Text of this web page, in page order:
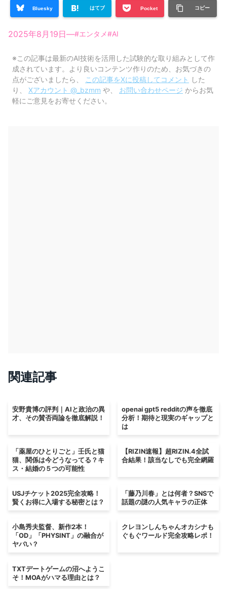
Bluesky はてブ Pocket コピー
2025年8月19日—#エンタメ#AI
※この記事は最新のAI技術を活用した試験的な取り組みとして作
成されています。より良いコンテンツ作りのため、お気づきの
点がございましたら、
この記事をXに投稿してコメント した
り、
Xアカウント @_bzmm や、 お問い合わせページ からお気
軽にご意見をお寄せください。
関連記事
安野貴博の評判｜AIと政治の異
才、その賛否両論を徹底解説！
openai gpt5 redditの声を徹底
分析！期待と現実のギャップと
は
「薬屋のひとりごと」壬氏と猫
猫、関係は今どうなってる？キ
ス・結婚の５つの可能性
【RIZIN速報】超RIZIN.4全試
合結果！該当なしでも完全網羅
USJチケット2025完全攻略！
賢くお得に入場する秘密とは？
「藤乃川春」とは何者？SNSで
話題の謎の人気キャラの正体
小島秀夫監督、新作2本！
「OD」「PHYSINT」の融合が
ヤバい？
クレヨンしんちゃんオカシナも
ぐもぐワールド完全攻略レポ！
TXTデートゲームの沼へようこ
そ！MOAがハマる理由とは？